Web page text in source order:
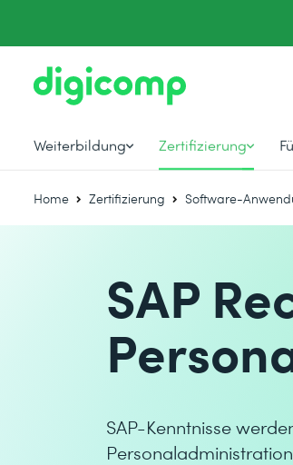
Weiterbildung Zertifizierung
Home Zertifizierung Software-
SAP
SAP-Kenntnisse